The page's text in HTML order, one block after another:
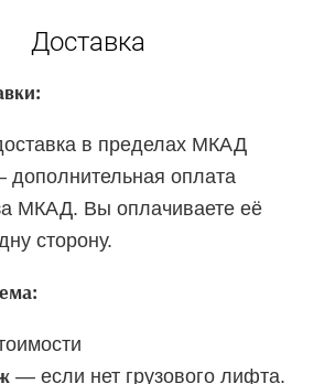
Доставка
в пределах МКАД
оплата
МКАД. Вы оплачиваете её
сторону.
— если нет грузового лифта.